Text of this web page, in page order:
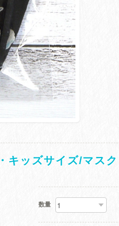
キッズサイズ/マスク
数量